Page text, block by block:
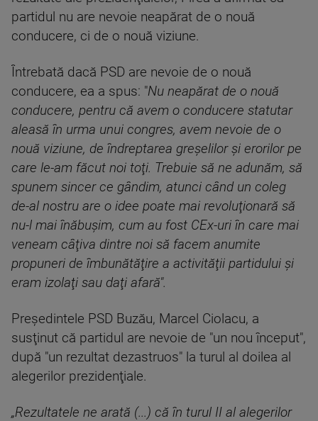
partidul nu are nevoie neapărat de o nouă
conducere, ci de o nouă viziune.
Întrebată dacă PSD are nevoie de o nouă
conducere, ea a spus: "Nu neapărat de o nouă
conducere, pentru că avem o conducere statutar
aleasă în urma unui congres, avem nevoie de o
nouă viziune, de îndreptarea greşelilor şi erorilor pe
care le-am făcut noi toţi. Trebuie să ne adunăm, să
spunem sincer ce gândim, atunci când un coleg
de-al nostru are o idee poate mai revoluţionară să
nu-l mai înăbuşim, cum au fost CEx-uri în care mai
veneam câţiva dintre noi să facem anumite
propuneri de îmbunătăţire a activităţii partidului şi
eram izolaţi sau daţi afară".
Preşedintele PSD Buzău, Marcel Ciolacu, a
susţinut că partidul are nevoie de "un nou început",
după "un rezultat dezastruos" la turul al doilea al
alegerilor prezidenţiale.
„Rezultatele ne arată (...) că în turul II al alegerilor